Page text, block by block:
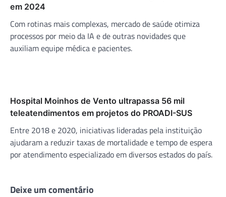
em 2024
Com rotinas mais complexas, mercado de saúde otimiza
processos por meio da IA e de outras novidades que
auxiliam equipe médica e pacientes.
Hospital Moinhos de Vento ultrapassa 56 mil
teleatendimentos em projetos do PROADI-SUS
Entre 2018 e 2020, iniciativas lideradas pela instituição
ajudaram a reduzir taxas de mortalidade e tempo de espera
por atendimento especializado em diversos estados do país.
Deixe um comentário